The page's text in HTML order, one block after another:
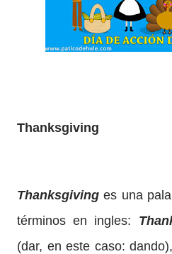
Thanksgiving
Thanksgivinges una
términos en ingles:
(dar, en este caso: